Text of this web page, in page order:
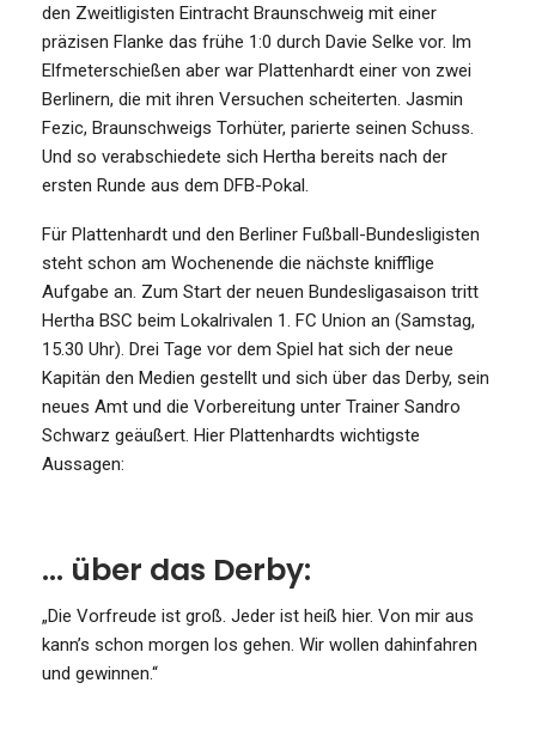
den Zweitligisten Eintracht Braunschweig mit einer
präzisen Flanke das frühe 1:0 durch Davie Selke vor. Im
Elfmeterschießen aber war Plattenhardt einer von zwei
Berlinern, die mit ihren Versuchen scheiterten. Jasmin
Fezic, Braunschweigs Torhüter, parierte seinen Schuss.
Und so verabschiedete sich Hertha bereits nach der
ersten Runde aus dem DFB-Pokal.
Für Plattenhardt und den Berliner Fußball-Bundesligisten
steht schon am Wochenende die nächste knifflige
Aufgabe an. Zum Start der neuen Bundesligasaison tritt
Hertha BSC beim Lokalrivalen 1. FC Union an (Samstag,
15.30 Uhr). Drei Tage vor dem Spiel hat sich der neue
Kapitän den Medien gestellt und sich über das Derby, sein
neues Amt und die Vorbereitung unter Trainer Sandro
Schwarz geäußert. Hier Plattenhardts wichtigste
Aussagen:
… über das Derby:
„Die Vorfreude ist groß. Jeder ist heiß hier. Von mir aus
kann’s schon morgen los gehen. Wir wollen dahinfahren
und gewinnen.“